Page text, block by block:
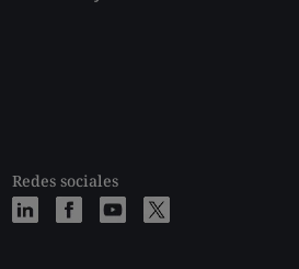
Redes sociales